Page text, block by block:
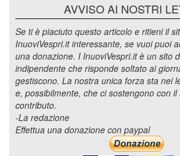
AVVISO AI NOSTRI
Se ti è piaciuto questo articolo e ritieni il
InuoviVespri.it interessante, se vuoi puoi
una donazione. I InuoviVespri.it è un sito
indipendente che risponde soltato ai
gestiscono. La nostra unica forza sta nei
e, possibilmente, che ci sostengono con
contributo.
-La redazione
Effettua una donazione con paypal